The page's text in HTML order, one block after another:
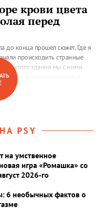
крови цвета
перед
до конца прошел сюжет. Где я
происходить странные
этого здания мы с ними
помогал, потом появился
сели втроем, в лес скакали
PSY
на умственное
игра «Ромашка» со
2026-го
6 необычных фактов о